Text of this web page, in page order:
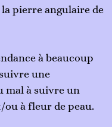
la pierre angulaire de
à beaucoup
une
mal à suivre un
ou à fleur de peau.